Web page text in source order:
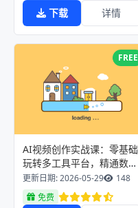
下载 详情
FREE
AI视频创作实战课：零基础
玩转多工具平台，精通数字
人广告、剧情片，轻松开启
接单副业
更新日期: 2026-05-29
148
免费